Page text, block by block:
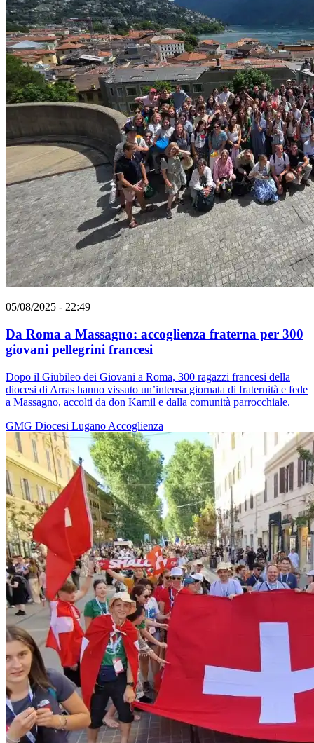
05/08/2025 - 22:49
Da Roma a Massagno: accoglienza fraterna per 300
giovani pellegrini francesi
Dopo il Giubileo dei Giovani a Roma, 300 ragazzi francesi della
diocesi di Arras hanno vissuto un’intensa giornata di fraternità e fede
a Massagno, accolti da don Kamil e dalla comunità parrocchiale.
GMG Diocesi Lugano Accoglienza